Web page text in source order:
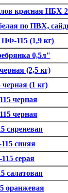
красная НБХ
по ПВХ,
115 (1,9 кг)
0,5л"
(2,5 кг)
(1 кг)
черная
черная
сиреневая
синяя
серая
салатовая
оранжевая